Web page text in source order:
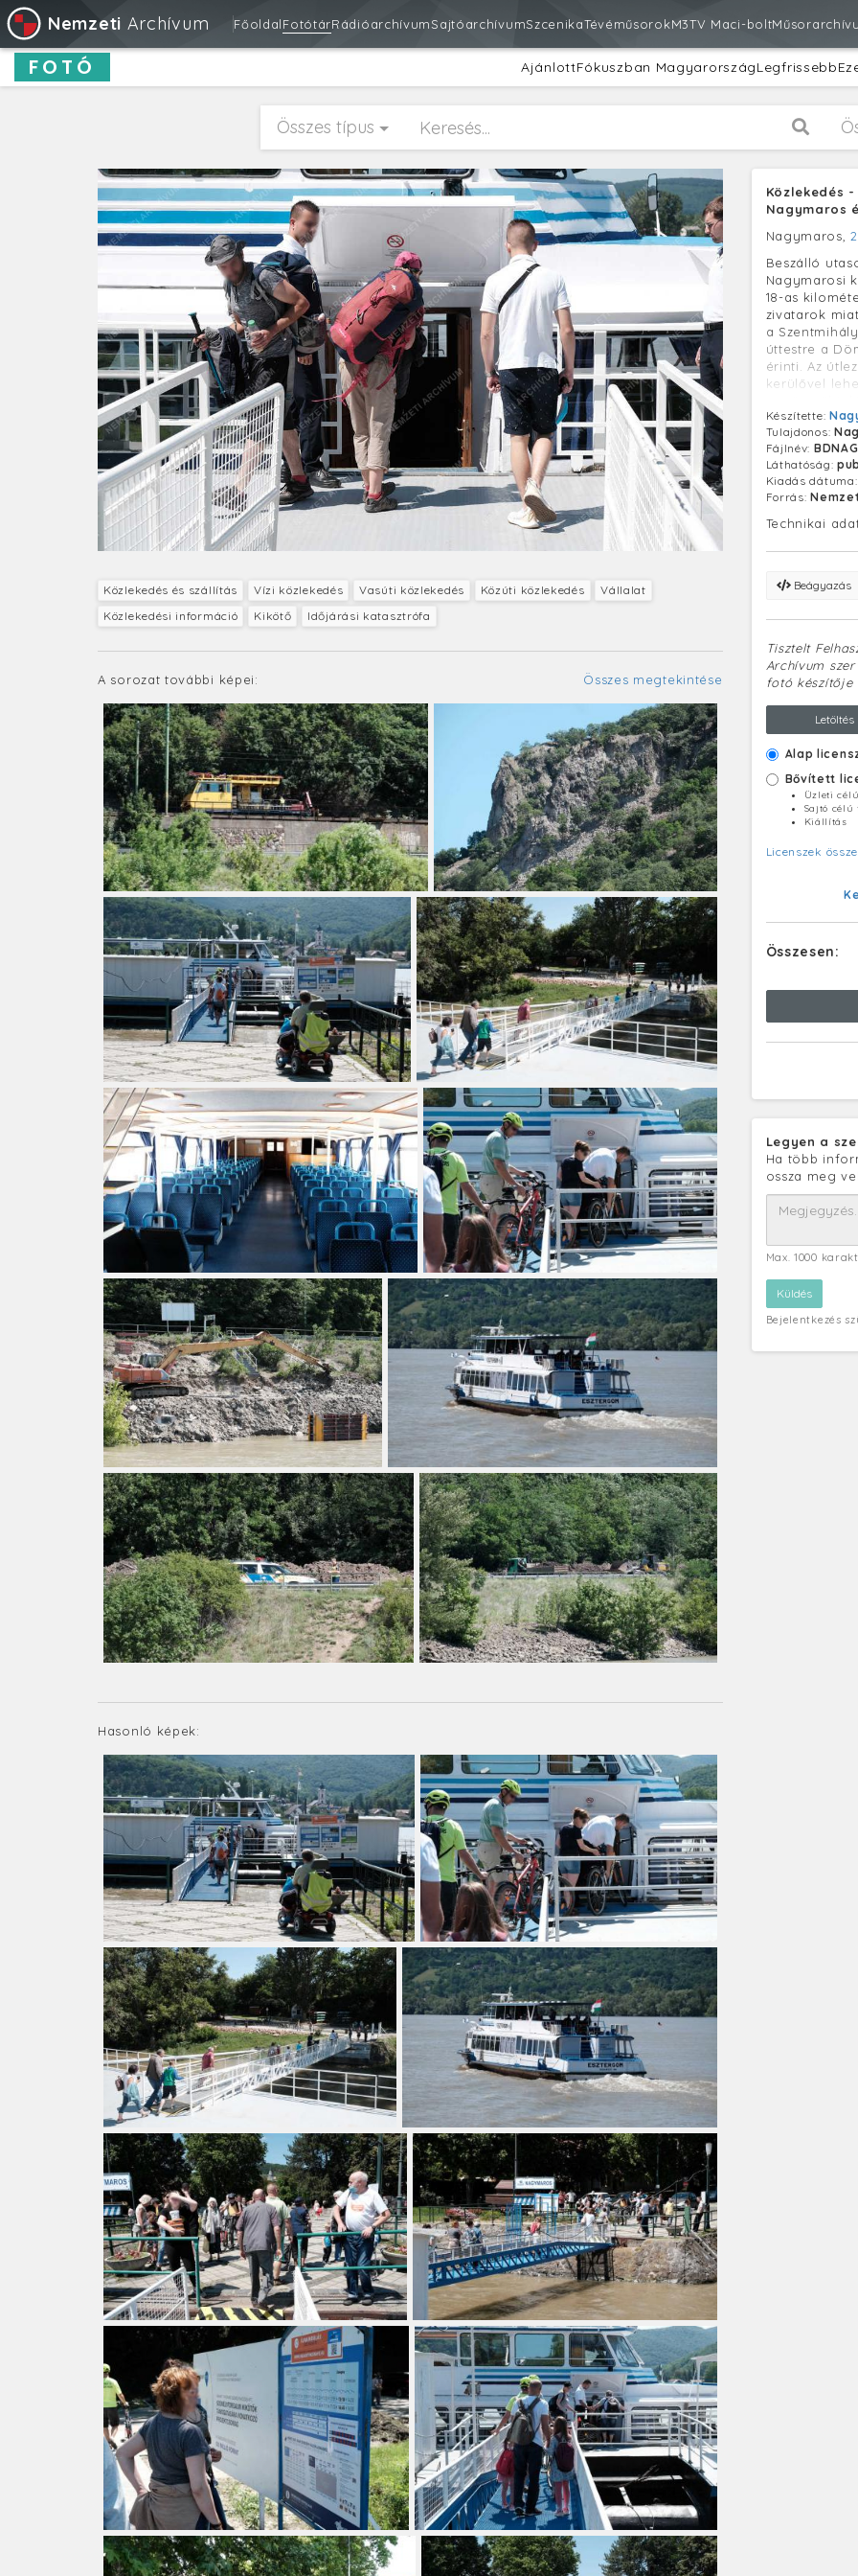
Nemzeti Archívum FőoldalFotótárRádióarchívumSajtóarchívumSzcenikaTévéműsorokM3TV Maci-bolt
FOTÓ AjánlottFókuszban MagyarországLegfrissebb
Összes típus
Közlekedés és szállítás Vízi közlekedés Vasúti közlekedés Közúti közlekedés
Vállalat
Közlekedési információ
Kikötő Időjárási katasztrófa
A sorozat további képei: Összes megtekintése
Hasonló képek:
Közlekedés
Nagymaros
Nagymaros,
Beszálló
Nagymarosi
18-as
zivatarok
a
úttestre a
érinti. Az
kerülővel
hajójárat
reggeltől
Készítette:
Tulajdonos:
Fájlnév:
Láthatóság:
Kiadás dátuma:
Forrás:
Technikai
Beágyazás
Tisztelt
Archívum
fotó készítője
Letöltés
Alap
Bővített
Üzleti
Sajtó
Kiállítás
Licenszek
Összesen:
Legyen a
Ha több
ossza meg
Max. 1000
Bejelentkezés